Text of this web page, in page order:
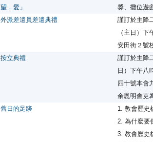
望．愛」
獎、攤位
外派差遣員差遣典禮
謹訂於主降
（主日）
安田街２號
按立典禮
謹訂於主降
日）下午八
四十號本會
余恩明會吏
舊日的足跡
1. 教會歷史
2. 為什麼要
3. 教會歷史